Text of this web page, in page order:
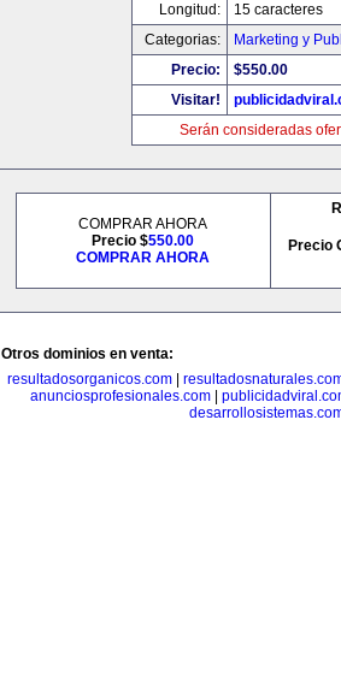
Longitud:
15 caracteres
Categorias:
Marketing y
Precio:
$550.00
Visitar!
Serán consideradas
COMPRAR AHORA
Precio $550.00
COMPRAR AHORA
Precio
Otros dominios en venta:
resultadosorganicos.com
anunciosprofesionales.com|